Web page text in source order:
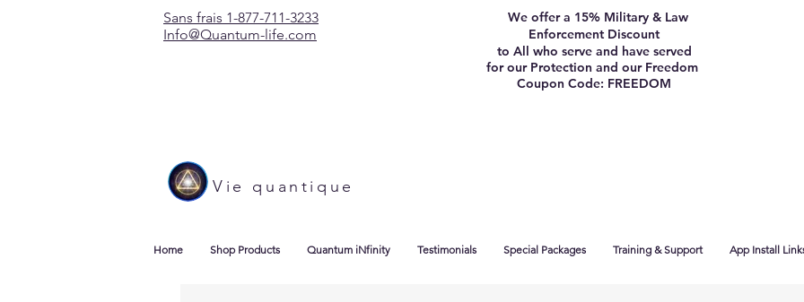
Sans frais 1-877-711-3233
Info@Quantum-life.com
We offer a 15% Military & Law
Enforcement Discount
to All who serve and have served
for our Protection and our Freedom
Coupon Code: FREEDOM
Vie quantique
Home Shop Products Quantum iNfinity Testimonials Special Packages Training & Support App Install